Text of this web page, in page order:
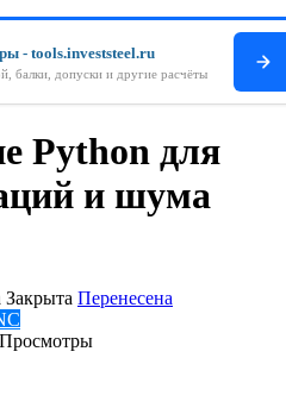
- tools.investsteel.ru
балки, допуски и другие расчёты
Python для
и шума
Закрыта Перенесена
Просмотры